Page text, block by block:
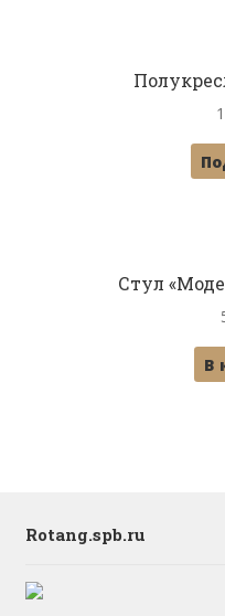
Стул
В
Rotang.spb.ru